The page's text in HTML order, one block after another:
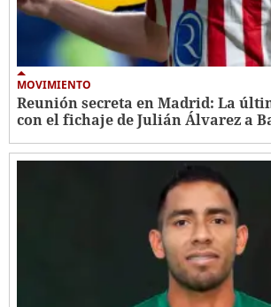
MOVIMIENTO
Reunión secreta en Madrid: La
con el fichaje de Julián Álvarez a